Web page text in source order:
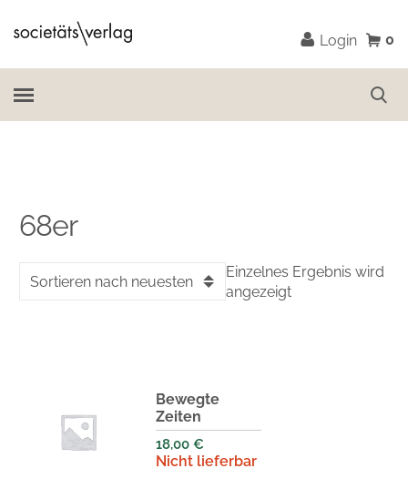
Login 0
68er
Sortieren nach neuesten
Einzelnes Ergebnis wird
angezeigt
Bewegte
Zeiten
18,00 €
Nicht lieferbar